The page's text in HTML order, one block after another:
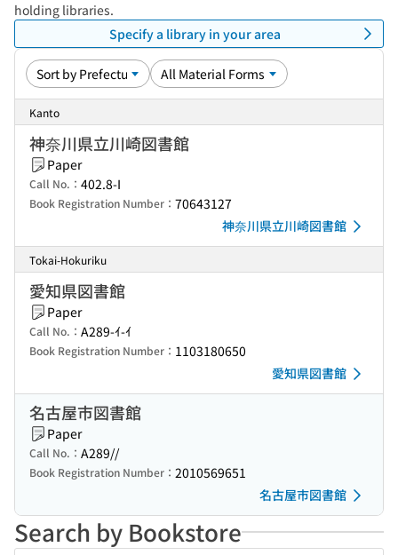
holding libraries.
Specify a library in your area
Kanto
神奈川県立川崎図書館
Paper
Call No.： 402.8-I
Book Registration Number： 70643127
神奈川県立川崎図書館
Tokai-Hokuriku
愛知県図書館
Paper
Call No.： A289-ｲ-ｲ
Book Registration Number： 1103180650
愛知県図書館
名古屋市図書館
Paper
Call No.： A289//
Book Registration Number： 2010569651
名古屋市図書館
Search by Bookstore